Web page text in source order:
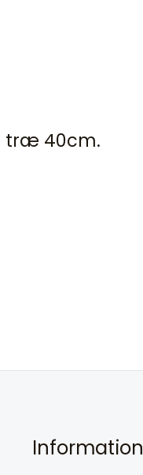
træ 40cm.
Information